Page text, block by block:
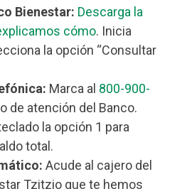
Bienestar: Descarga la
cómo. Inicia
la opción “Consultar
Marca al 800-900-
de atención del Banco.
la opción 1 para
total.
Acude al cajero del
Tzitzio que te hemos